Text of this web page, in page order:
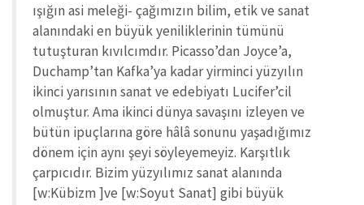
ışığın asi meleği- çağımızın bilim, etik ve sanat
alanındaki en büyük yeniliklerinin tümünü
tutuşturan kıvılcımdır. Picasso’dan Joyce’a,
Duchamp’tan Kafka’ya kadar yirminci yüzyılın
ikinci yarısının sanat ve edebiyatı Lucifer’cil
olmuştur. Ama ikinci dünya savaşını izleyen ve
bütün ipuçlarına göre hâlâ sonunu yaşadığımız
dönem için aynı şeyi söyleyemeyiz. Karşıtlık
çarpıcıdır. Bizim yüzyılımız sanat alanında
[w:Kübizm ]ve [w:Soyut Sanat] gibi büyük